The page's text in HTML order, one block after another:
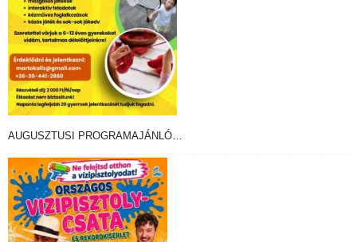
AUGUSZTUSI PROGRAMAJÁNLÓ…